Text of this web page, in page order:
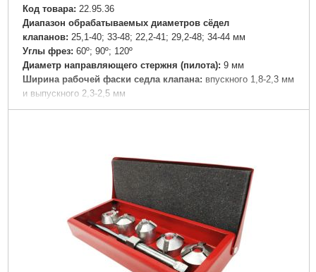
Код товара: 22.95.36
Диапазон обрабатываемых диаметров сёдел
клапанов: 25,1-40; 33-48; 22,2-41; 29,2-48; 34-44 мм
Углы фрез: 60º; 90º; 120º
Диаметр направляющего стержня (пилота): 9 мм
Ширина рабочей фаски седла клапана: впускного 1,8-2,3 мм
и выпускного 2,3-2,5 мм
Угол: 60°, 90°, 120°
Подробнее...